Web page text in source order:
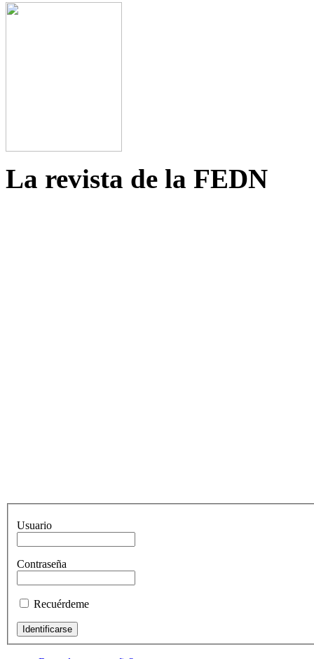
La revista de la FEDN
Usuario
Contraseña
Recuérdeme